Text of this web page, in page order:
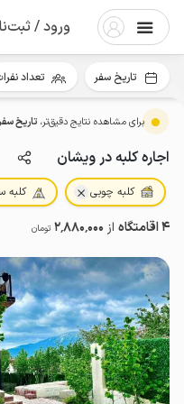
ورود /
برای مشاهده نتایج دقیق‌تر، تاریخ
اجاره کلبه در ویشان
کلبه چوبی کلبه
4 اقامتگاه از 2٬880٬000 تومان
تاریخ سفر تعداد